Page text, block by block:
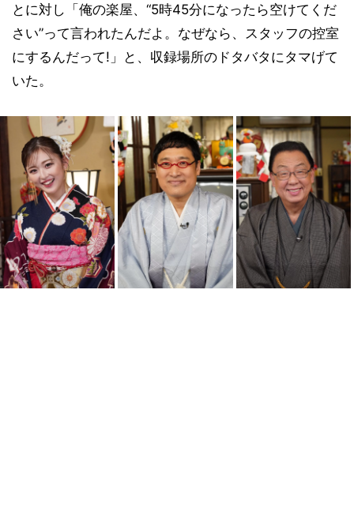
とに対し「俺の楽屋、“5時45分になったら空けてくだ
さい”って言われたんだよ。なぜなら、スタッフの控室
にするんだって!」と、収録場所のドタバタにタマげて
いた。